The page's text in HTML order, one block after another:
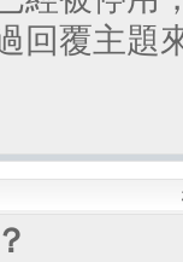
回覆主題